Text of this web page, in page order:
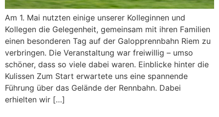
Am 1. Mai nutzten einige unserer Kolleginnen und
Kollegen die Gelegenheit, gemeinsam mit ihren Familien
einen besonderen Tag auf der Galopprennbahn Riem zu
verbringen. Die Veranstaltung war freiwillig – umso
schöner, dass so viele dabei waren. Einblicke hinter die
Kulissen Zum Start erwartete uns eine spannende
Führung über das Gelände der Rennbahn. Dabei
erhielten wir […]